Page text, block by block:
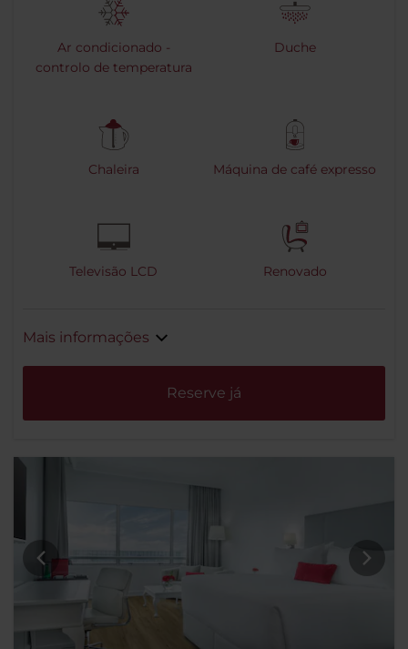
Ar condicionado -
controlo de temperatura
Duche
Chaleira Máquina de café expresso
Televisão LCD Renovado
Mais informações
Reserve já